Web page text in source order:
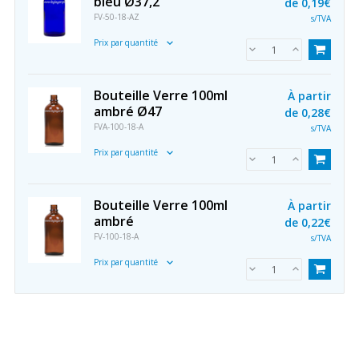
FV-50-18-AZ
Prix par quantité
s/TVA
Bouteille Verre 100ml
ambré Ø47
FVA-100-18-A
Prix par quantité
À partir
de 0,28€
s/TVA
Bouteille Verre 100ml
ambré
FV-100-18-A
Prix par quantité
À partir
de 0,22€
s/TVA